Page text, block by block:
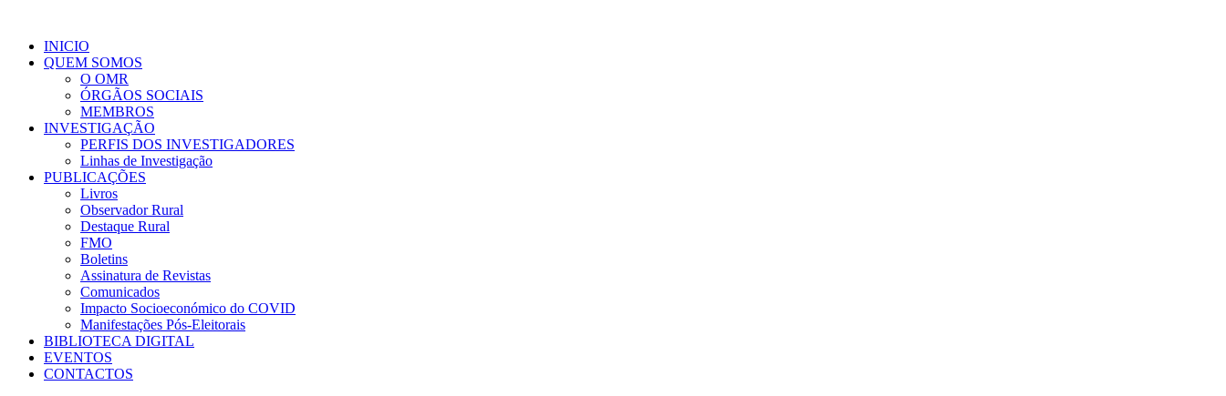
INICIO
QUEM SOMOS
O OMR
ÓRGÃOS SOCIAIS
MEMBROS
INVESTIGAÇÃO
PERFIS DOS INVESTIGADORES
Linhas de Investigação
PUBLICAÇÕES
Livros
Observador Rural
Destaque Rural
FMO
Boletins
Assinatura de Revistas
Comunicados
Impacto Socioeconómico do COVID
Manifestações Pós-Eleitorais
BIBLIOTECA DIGITAL
EVENTOS
CONTACTOS